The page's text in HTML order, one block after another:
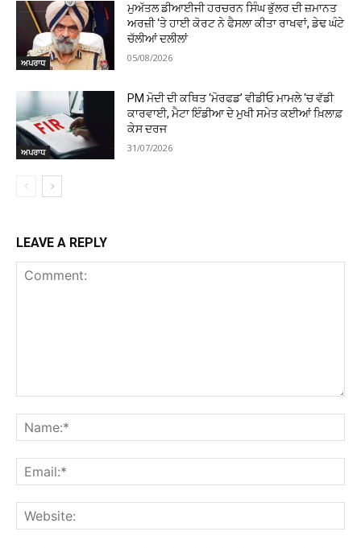
ਅਪਰਾਧ
ਮੁਅੱਤਲ ਡੀਆਈਜੀ ਹਰਚਰਨ ਸਿੰਘ ਭੁੱਲਰ ਦੀ ਜ਼ਮਾਨਤ
ਅਰਜ਼ੀ ‘ਤੇ ਹਾਈ ਕੋਰਟ ਨੇ ਫੈਸਲਾ ਕੀਤਾ ਰਾਖਵਾਂ, ਡੇਢ ਘੰਟੇ
ਚੱਲੀਆਂ ਦਲੀਲਾਂ
05/08/2026
ਅਪਰਾਧ
PM ਮੋਦੀ ਦੀ ਕਥਿਤ ‘ਮੋਰਫਡ’ ਵੀਡੀਓ ਮਾਮਲੇ ‘ਚ ਵੱਡੀ
ਕਾਰਵਾਈ, ਮੈਟਾ ਇੰਡੀਆ ਦੇ ਮੁਖੀ ਸਮੇਤ ਕਈਆਂ ਖ਼ਿਲਾਫ਼
ਕੇਸ ਦਰਜ
31/07/2026
LEAVE A REPLY